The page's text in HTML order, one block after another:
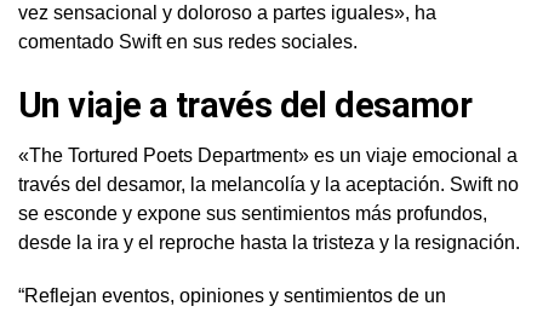
vez sensacional y doloroso a partes iguales», ha
comentado Swift en sus redes sociales.
Un viaje a través del desamor
«The Tortured Poets Department» es un viaje emocional a
través del desamor, la melancolía y la aceptación. Swift no
se esconde y expone sus sentimientos más profundos,
desde la ira y el reproche hasta la tristeza y la resignación.
“Reflejan eventos, opiniones y sentimientos de un